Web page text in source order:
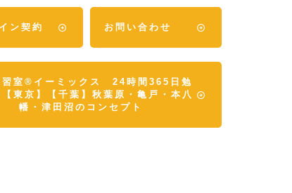
ン契約 お問い合わせ
習室®イーミックス 24時間365日勉
東京】【千葉】秋葉原・亀戸・本八
幡・津田沼のコンセプト